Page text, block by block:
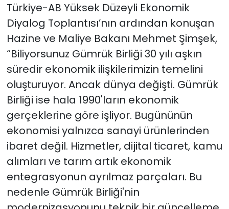
Türkiye-AB Yüksek Düzeyli Ekonomik
Diyalog Toplantısı’nın ardından konuşan
Hazine ve Maliye Bakanı Mehmet Şimşek,
“Biliyorsunuz Gümrük Birliği 30 yılı aşkın
süredir ekonomik ilişkilerimizin temelini
oluşturuyor. Ancak dünya değişti. Gümrük
Birliği ise hala 1990'ların ekonomik
gerçeklerine göre işliyor. Bugününün
ekonomisi yalnızca sanayi ürünlerinden
ibaret değil. Hizmetler, dijital ticaret, kamu
alımları ve tarım artık ekonomik
entegrasyonun ayrılmaz parçaları. Bu
nedenle Gümrük Birliği'nin